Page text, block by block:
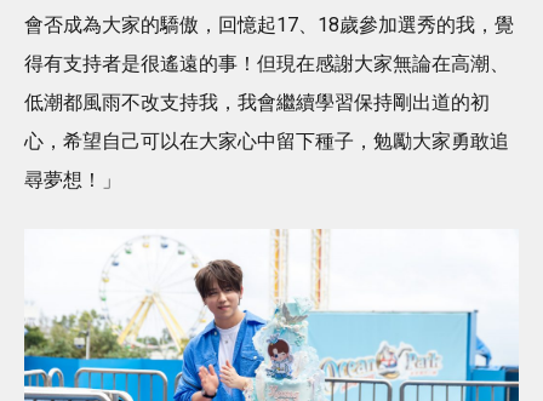
會否成為大家的驕傲，回憶起17、18歲參加選秀的我，覺
得有支持者是很遙遠的事！但現在感謝大家無論在高潮、
低潮都風雨不改支持我，我會繼續學習保持剛出道的初
心，希望自己可以在大家心中留下種子，勉勵大家勇敢追
尋夢想！」